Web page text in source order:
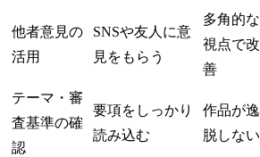
他者意見の
活用
SNSや友人に意
見をもらう
多角的な
視点で改
善
テーマ・審
査基準の確
認
要項をしっかり
読み込む
作品が逸
脱しない